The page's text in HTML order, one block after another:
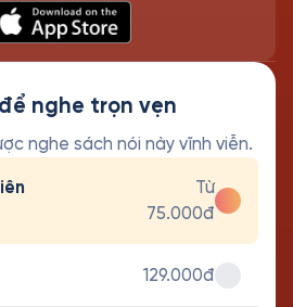
nghe trọn vẹn
nghe sách nói này vĩnh viễn.
Từ
75.000đ
129.000đ